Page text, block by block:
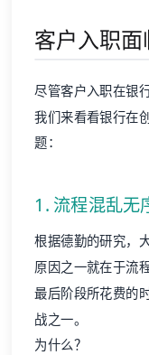
客户入职
尽管客户入职在银
我们来看看银行在
题：
1. 流程混乱无
根据德勤的研究，
原因之一就在于流
最后阶段所花费的
战之一。
为什么？